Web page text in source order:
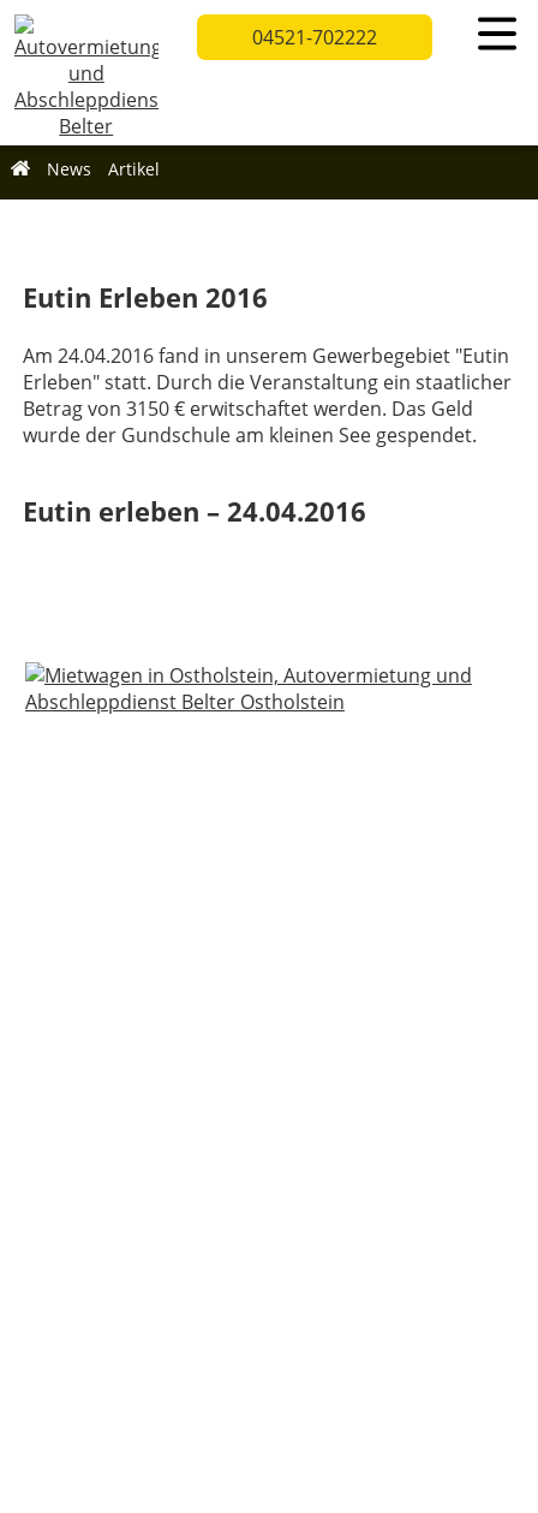
04521-702222
Eutin erleben – 24.04.2016
News Artikel
Eutin Erleben 2016
Am 24.04.2016 fand in unserem Gewerbegebiet "Eutin
Erleben" statt. Durch die Veranstaltung ein staatlicher
Betrag von 3150 € erwitschaftet werden. Das Geld
wurde der Gundschule am kleinen See gespendet.
Eutin erleben – 24.04.2016